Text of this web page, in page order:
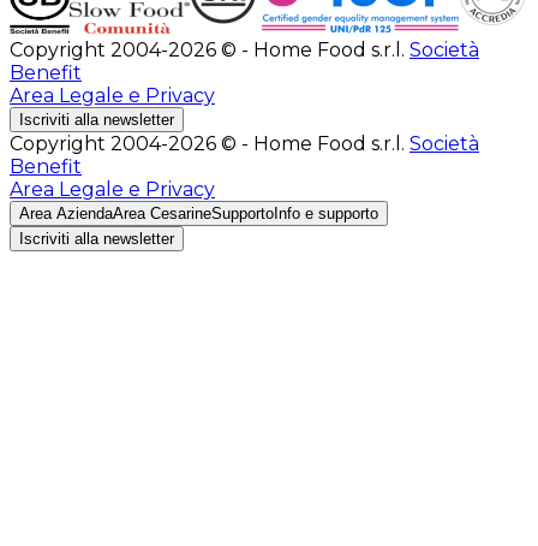
Copyright 2004-2026 © - Home Food s.r.l. Società
Benefit
Area Legale e Privacy
Iscriviti alla newsletter
Copyright 2004-2026 © - Home Food s.r.l. Società
Benefit
Area Legale e Privacy
Area AziendaArea CesarineSupporto Info e supporto
Iscriviti alla newsletter